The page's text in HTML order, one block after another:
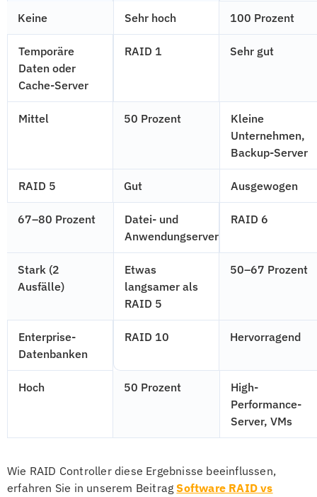
Keine Sehr hoch 100 Prozent
Temporäre
Daten oder
Cache-Server
RAID 1 Sehr gut
Mittel 50 Prozent
Kleine
Unternehmen,
Backup-Server
RAID 5 Gut Ausgewogen
67–80 Prozent
Datei- und
Anwendungserver
RAID 6
Stark (2
Ausfälle)
Etwas
langsamer als
RAID 5
50–67 Prozent
Enterprise-
Datenbanken
RAID 10 Hervorragend
Hoch 50 Prozent
High-
Performance-
Server, VMs
Wie RAID Controller diese Ergebnisse beeinflussen,
erfahren Sie in unserem BeitragSoftware RAID vs